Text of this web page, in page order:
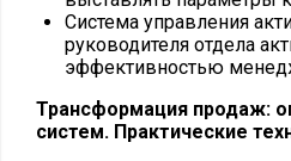
Система управления
руководителя отдела
эффективностью
Трансформация продаж:
систем. Практические